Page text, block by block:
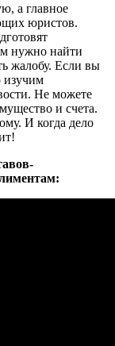
а главное
юристов.
нужно найти
жалобу. Если вы
изучим
Не можете
и счета.
И когда дело